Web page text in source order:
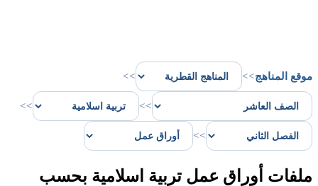
موقع المناهج>>
>>
>>
>>
>>
ملفات أوراق عمل تربية اسلامية بحسب